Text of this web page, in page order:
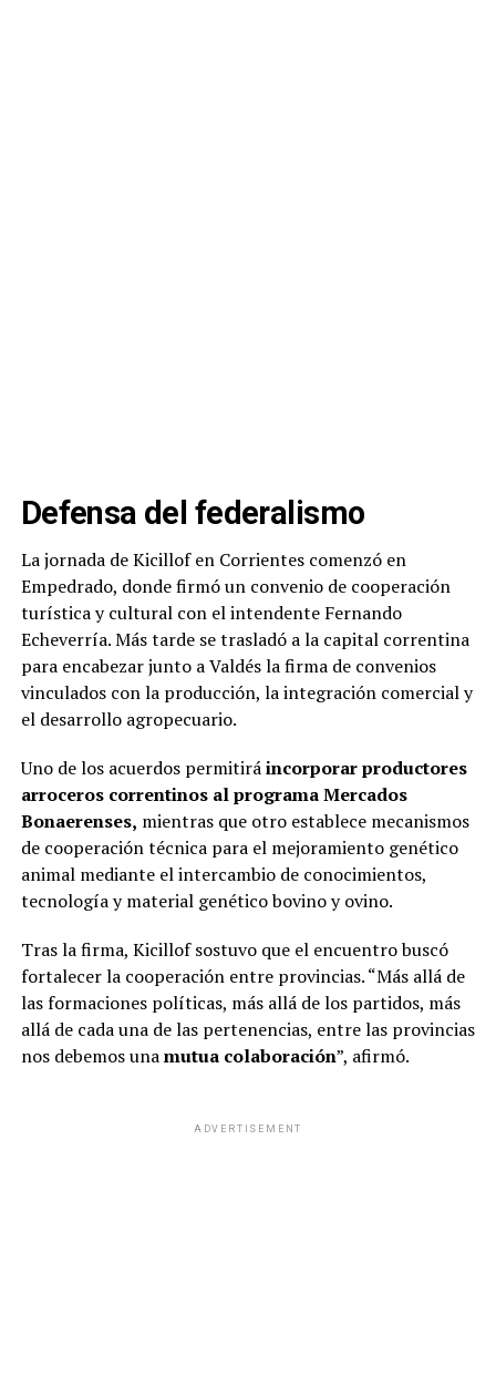
Defensa del federalismo
La jornada de Kicillof en Corrientes comenzó en
Empedrado, donde firmó un convenio de cooperación
turística y cultural con el intendente Fernando
Echeverría. Más tarde se trasladó a la capital correntina
para encabezar junto a Valdés la firma de convenios
vinculados con la producción, la integración comercial y
el desarrollo agropecuario.
Uno de los acuerdos permitiráincorporar productores
arroceros correntinos al programa Mercados
Bonaerenses, mientras que otro establece mecanismos
de cooperación técnica para el mejoramiento genético
animal mediante el intercambio de conocimientos,
tecnología y material genético bovino y ovino.
Tras la firma, Kicillof sostuvo que el encuentro buscó
fortalecer la cooperación entre provincias. “Más allá de
las formaciones políticas, más allá de los partidos, más
allá de cada una de las pertenencias, entre las provincias
nos debemos unamutua colaboración”, afirmó.
ADVERTISEMENT